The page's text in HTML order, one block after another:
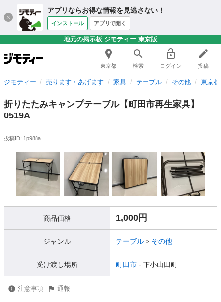
アプリならお得な情報を見逃さない！
インストール アプリで開く
地元の掲示板 ジモティー 東京版
東京都 検索 ログイン 投稿
ジモティー 売ります・あげます 家具 テーブル その他 東京
折りたたみキャンプテーブル【町田市再生家具】
0519A
投稿ID: 1p988a
商品価格 1,000円
ジャンル テーブル > その他
受け渡し場所 町田市 - 下小山田町
注意事項 通報